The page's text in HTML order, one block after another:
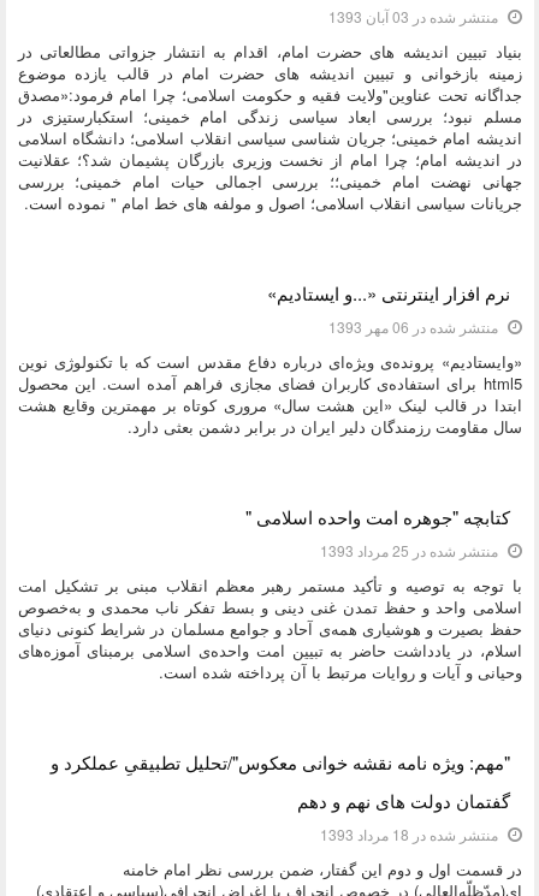
منتشر شده در 03 آبان 1393
بنیاد تبیین اندیشه های حضرت امام، اقدام به انتشار جزواتی مطالعاتی در
زمینه بازخوانی و تبیین اندیشه های حضرت امام در قالب یازده موضوع
جداگانه تحت عناوین"ولایت فقیه و حکومت اسلامی؛ چرا امام فرمود:«مصدق
مسلم نبود؛ بررسی ابعاد سیاسی زندگی امام خمینی؛ استکبارستیزی در
اندیشه امام خمینی؛ جریان شناسی سیاسی انقلاب اسلامی؛ دانشگاه اسلامی
در اندیشه امام؛ چرا امام از نخست وزیری بازرگان پشیمان شد؟؛ عقلانیت
جهانی نهضت امام خمینی؛؛ بررسی اجمالی حیات امام خمینی؛ بررسی
جریانات سیاسی انقلاب اسلامی؛ اصول و مولفه های خط امام " نموده است.
نرم افزار اینترنتی «...و ایستادیم»
منتشر شده در 06 مهر 1393
«وایستادیم» پرونده‌ی ویژه‌ای درباره دفاع مقدس است که با تکنولوژی نوین
html5 برای استفاده‌ی کاربران فضای مجازی فراهم آمده است. این محصول
ابتدا در قالب لینک «این هشت سال» مروری کوتاه بر مهمترین وقایع هشت
سال مقاومت رزمندگان دلیر ایران در برابر دشمن بعثی دارد.
کتابچه "جوهره امت واحده اسلامی "
منتشر شده در 25 مرداد 1393
با توجه به توصیه‌ و تأکید مستمر رهبر معظم انقلاب مبنی بر تشکیل امت
اسلامی واحد و حفظ تمدن غنی دینی و بسط تفکر ناب محمدی و به‌خصوص
حفظ بصیرت و هوشیاری همه‌ی آحاد و جوامع مسلمان در شرایط کنونی دنیاى
اسلام، در یادداشت حاضر به تبیین امت واحده‌ی اسلامی برمبنای آموزه‌های
وحیانی و آیات و روایات مرتبط با آن پرداخته شده است.
"مهم: ویژه نامه نقشه خوانی معکوس"/تحلیل تطبیقیِ عملکرد و
گفتمان دولت های نهم و دهم
منتشر شده در 18 مرداد 1393
در قسمت اول و دوم این گفتار، ضمن بررسی نظر امام خامنه
ای(مدّظلّه‌العالی) در خصوص انحراف یا اغراض انحرافی(سیاسی و اعتقادی)